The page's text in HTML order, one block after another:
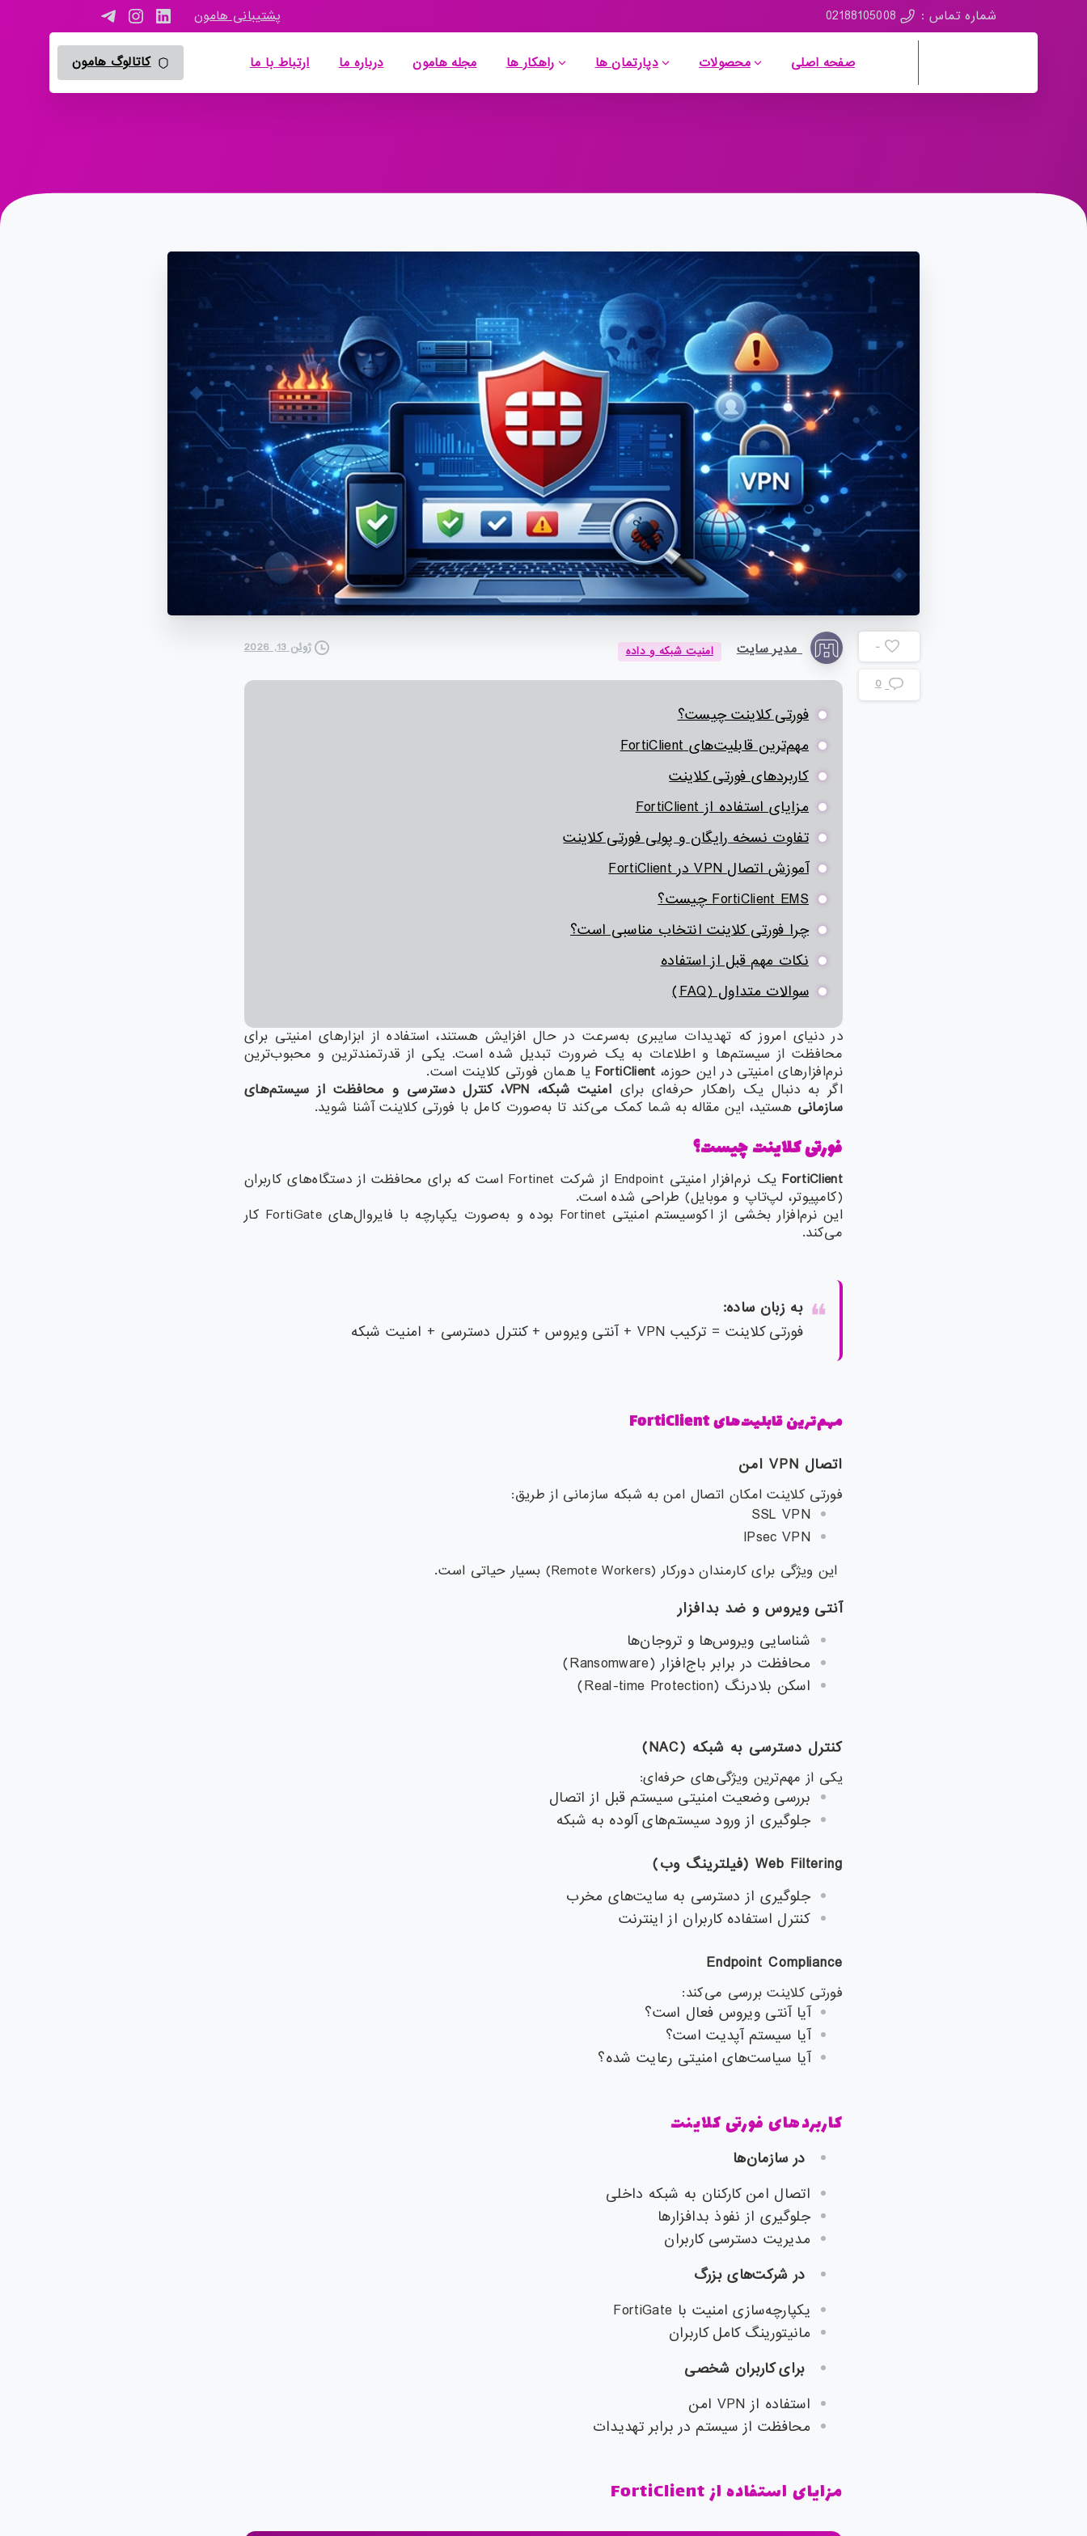
شماره تماس : 02188105008 پشتیبانی هامون
صفحه اصلی محصولات دپارتمان ها راهکار ها مجله هامون درباره ما ارتباط با ما کاتالوگ هامون
-
0
مدیر سایت امنیت شبکه و داده ژوئن 13, 2026
فورتی کلاینت چیست؟
مهم‌ترین قابلیت‌های FortiClient
کاربردهای فورتی کلاینت
مزایای استفاده از FortiClient
تفاوت نسخه رایگان و پولی فورتی کلاینت
آموزش اتصال VPN در FortiClient
FortiClient EMS چیست؟
چرا فورتی کلاینت انتخاب مناسبی است؟
نکات مهم قبل از استفاده
سوالات متداول (FAQ)
در دنیای امروز که تهدیدات سایبری به‌سرعت در حال افزایش هستند، استفاده از ابزارهای امنیتی برای
محافظت از سیستم‌ها و اطلاعات به یک ضرورت تبدیل شده است. یکی از قدرتمندترین و محبوب‌ترین
نرم‌افزارهای امنیتی در این حوزه، FortiClientیا همان فورتی کلاینت است.
اگر به دنبال یک راهکار حرفه‌ای برای امنیت شبکه، VPN، کنترل دسترسی و محافظت از سیستم‌های
سازمانی هستید، این مقاله به شما کمک می‌کند تا به‌صورت کامل با فورتی کلاینت آشنا شوید.
فورتی کلاینت چیست؟
FortiClient
یک نرم‌افزار امنیتی Endpoint از شرکت Fortinet است که برای محافظت از دستگاه‌های کاربران
(کامپیوتر، لپ‌تاپ و موبایل) طراحی شده است.
این نرم‌افزار بخشی از اکوسیستم امنیتی Fortinet بوده و به‌صورت یکپارچه با فایروال‌های FortiGate کار
می‌کند.
به زبان ساده:
فورتی کلاینت = ترکیب VPN + آنتی ویروس + کنترل دسترسی + امنیت شبکه
مهم‌ترین قابلیت‌های
اتصال امن
فورتی کلاینت امکان اتصال امن به شبکه سازمانی از طریق:
SSL VPN
IPsec VPN
این ویژگی برای کارمندان دورکار (Remote Workers) بسیار حیاتی است.
آنتی ویروس و ضد بدافزار
شناسایی ویروس‌ها و تروجان‌ها
محافظت در برابر باج‌افزار (Ransomware)
اسکن بلادرنگ (Real-time Protection)
کنترل دسترسی به شبکه (NAC)
یکی از مهم‌ترین ویژگی‌های حرفه‌ای:
بررسی وضعیت امنیتی سیستم قبل از اتصال
جلوگیری از ورود سیستم‌های آلوده به شبکه
Web Filtering (فیلترینگ وب)
جلوگیری از دسترسی به سایت‌های مخرب
کنترل استفاده کاربران از اینترنت
Endpoint Compliance
فورتی کلاینت بررسی می‌کند:
آیا آنتی ویروس فعال است؟
آیا سیستم آپدیت است؟
آیا سیاست‌های امنیتی رعایت شده؟
کاربردهای فورتی کلاینت
در سازمان‌ها
اتصال امن کارکنان به شبکه داخلی
جلوگیری از نفوذ بدافزارها
مدیریت دسترسی کاربران
در شرکت‌های بزرگ
یکپارچه‌سازی امنیت با FortiGate
مانیتورینگ کامل کاربران
برای کاربران شخصی
استفاده از VPN امن
محافظت از سیستم در برابر تهدیدات
مزایای استفاده از FortiClient